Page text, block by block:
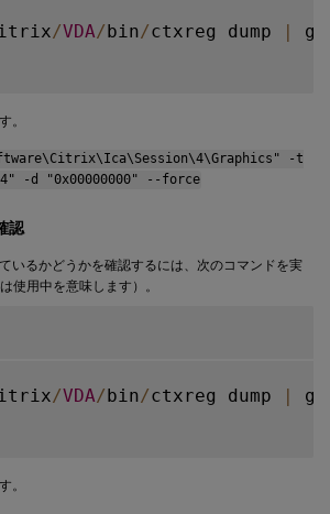
/VDA/bin/ctxreg dump |
。
-t
-d "0x00000000" --force
認
いるかどうかを確認するには、次のコマンドを実
は使用中を意味します）。
/VDA/bin/ctxreg dump |
。